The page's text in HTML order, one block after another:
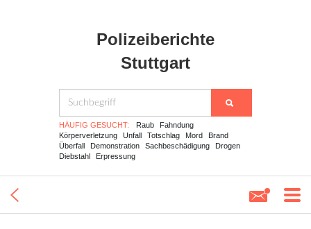
Polizeiberichte
Stuttgart
HÄUFIG GESUCHT: Raub
Fahndung
Körperverletzung
Unfall Totschlag Mord
Brand
Überfall
Demonstration Sachbeschädigung
Drogen
Diebstahl
Erpressung